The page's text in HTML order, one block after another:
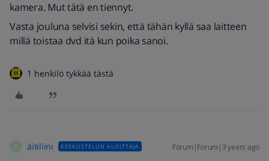
kamera. Mut tätä en tiennyt.
Vasta jouluna selvisi sekin, että tähän kyllä saa laitteen
millä toistaa dvd itä kun poika sanoi.
1 henkilö tykkää tästä
äitiliini KESKUSTELUN ALOITTAJA Forum|Forum|3 years ago